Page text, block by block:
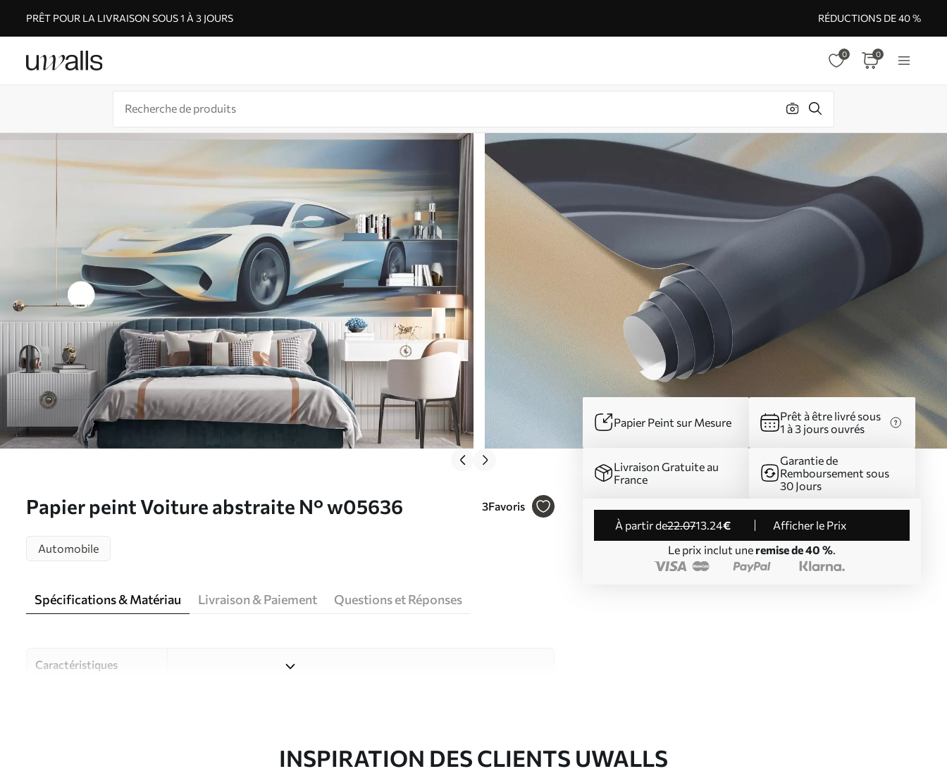
PRÊT POUR LA LIVRAISON SOUS 1 À 3 JOURS RÉDUCTIONS DE 40 %
0 0
Papier peint Voiture abstraite N° w05636 3Favoris
Papier Peint sur Mesure
Prêt à être livré sous
1 à 3 jours ouvrés
Livraison Gratuite au
France
Garantie de
Remboursement sous
30 Jours
à partir de22.0713.24€
Afficher le Prix
Le prix inclut une remise de 40 %.
Automobile
Spécifications & Matériau Livraison & Paiement Questions et Réponses
Caractéristiques
Studio de design UwallsINSPIRATION DES CLIENTS UWALLS